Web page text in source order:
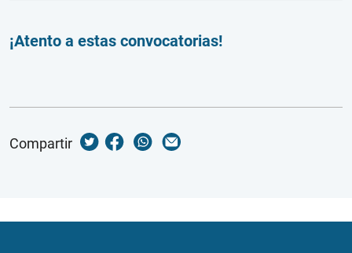
¡Atento a estas convocatorias!
Compartir